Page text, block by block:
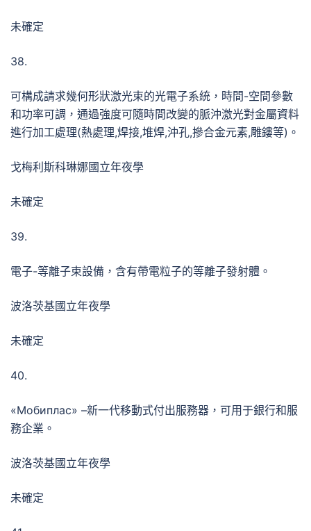
未確定
38.
可構成請求幾何形狀激光束的光電子系統，時間-空間參數
和功率可調，通過強度可隨時間改變的脈沖激光對金屬資料
進行加工處理(熱處理,焊接,堆焊,沖孔,摻合金元素,雕鏤等)。
戈梅利斯科琳娜國立年夜學
未確定
39.
電子-等離子束設備，含有帶電粒子的等離子發射體。
波洛茨基國立年夜學
未確定
40.
«Мобиплас» –新一代移動式付出服務器，可用于銀行和服
務企業。
波洛茨基國立年夜學
未確定